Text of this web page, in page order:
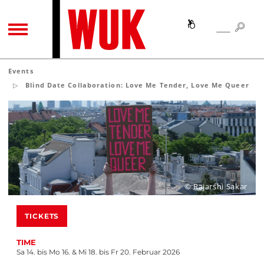
TOGGLE NAVIGATION SEARCH
Events
Blind Date Collaboration: Love Me Tender, Love Me Queer
TICKETS
TIME
Sa 14. bis Mo 16. & Mi 18. bis Fr 20. Februar 2026
© Rajarshi Sakar